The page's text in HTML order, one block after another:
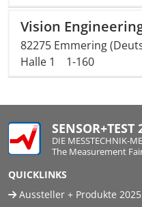
Vision
82275 Emmering
Halle 1
1-160
SENSOR+TEST
DIE MESSTECHNIK-
The Measurement
QUICKLINKS
Aussteller + Produkte 2025